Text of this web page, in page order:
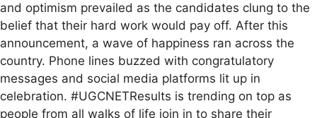
and optimism prevailed as the candidates clung to the
belief that their hard work would pay off. After this
announcement, a wave of happiness ran across the
country. Phone lines buzzed with congratulatory
messages and social media platforms lit up in
celebration. #UGCNETResults is trending on top as
people from all walks of life join in to share their